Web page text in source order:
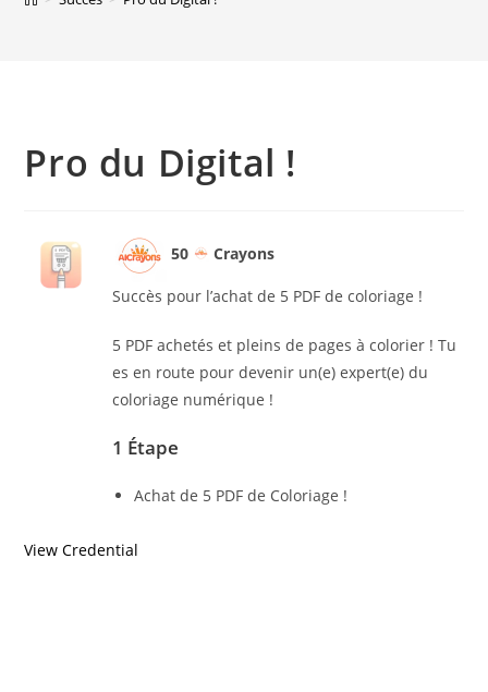
Pro du Digital !
50 Crayons
Succès pour l’achat de 5 PDF de coloriage !
5 PDF achetés et pleins de pages à colorier ! Tu
es en route pour devenir un(e) expert(e) du
coloriage numérique !
1 Étape
Achat de 5 PDF de Coloriage !
View Credential